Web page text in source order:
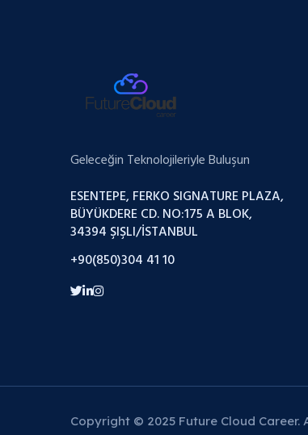
Geleceğin Teknolojileriyle Buluşun
ESENTEPE, FERKO SIGNATURE PLAZA,
BÜYÜKDERE CD. NO:175 A BLOK,
34394 ŞIŞLI/İSTANBUL
+90(850)304 41 10
Copyright © 2025 Future Cloud Career.